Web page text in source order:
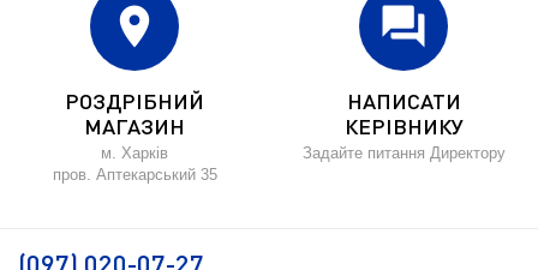
location_on
РОЗДРІБНИЙ
МАГАЗИН
м. Харків
пров. Аптекарський 35
forum
НАПИСАТИ
КЕРІВНИКУ
Задайте питання Директору
(097) 020-07-27